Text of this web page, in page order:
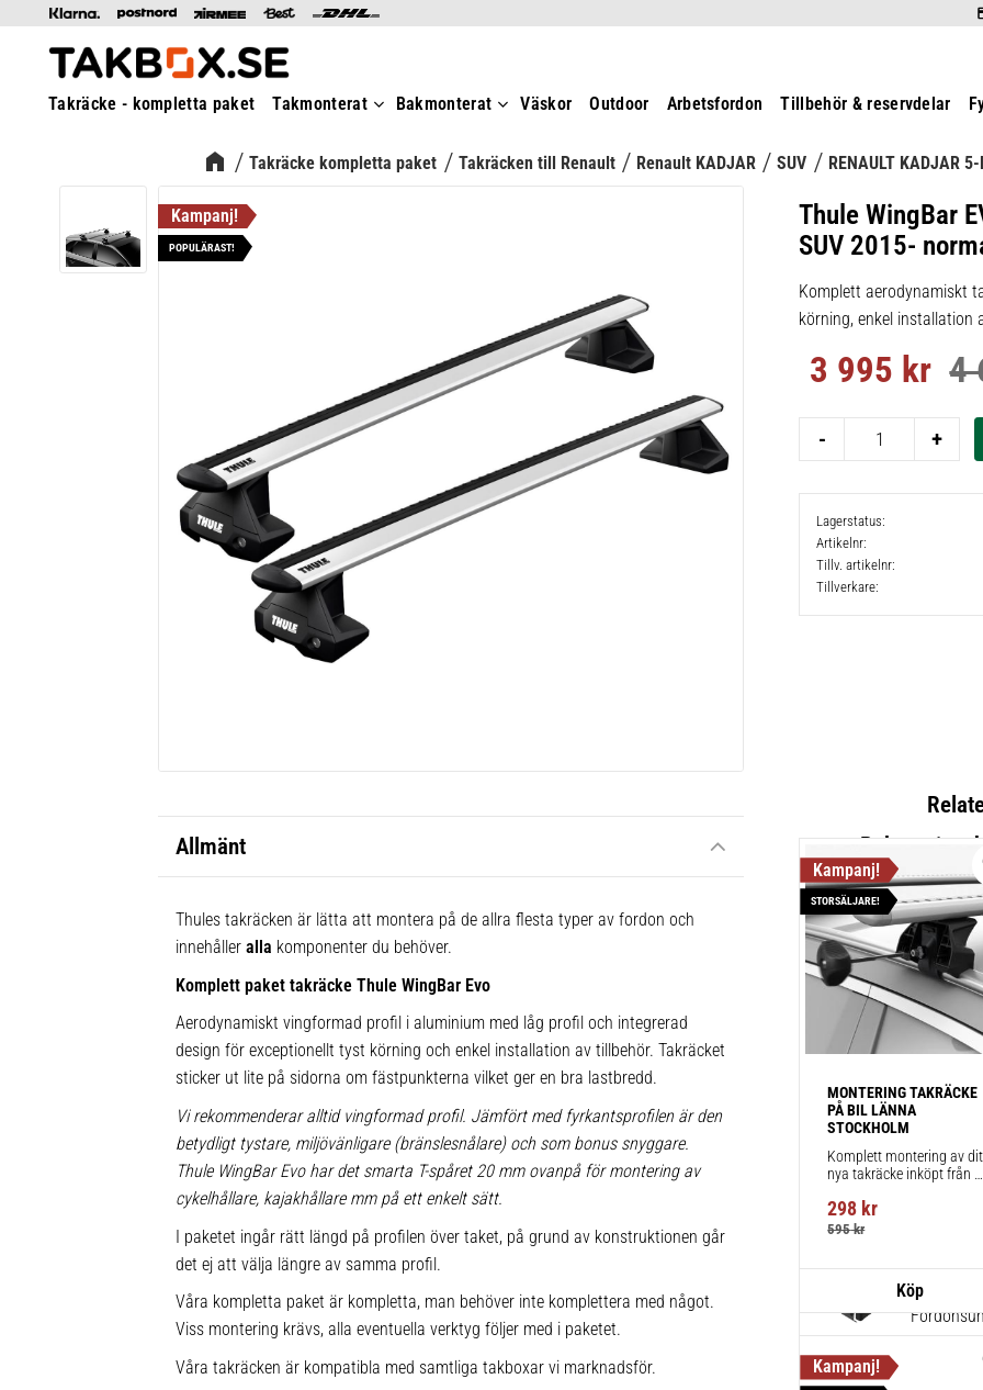
Takräcke - kompletta paket Takmonterat Bakmonterat Väskor Outdoor Arbetsfordon Tillbehör & reservdelar
Takräcke kompletta paket Takräcken till Renault Renault KADJAR SUV RENAULT KADJAR
Thule WingBar
SUV 2015-
Komplett aerodynamiskt
körning, enkel installation
POPULÄRAST!
Nedsatt pris:
3 995 kr 4
+
-
Lagerstatus
Artikelnr
Tillv. artikelnr
Tillverkare
Allmänt
Thules takräcken är lätta att montera på de allra flesta typer av fordon och
innehåller alla komponenter du behöver.
Komplett paket takräcke Thule WingBar Evo
Aerodynamiskt vingformad profil i aluminium med låg profil och integrerad
design för exceptionellt tyst körning och enkel installation av tillbehör. Takräcket
sticker ut lite på sidorna om fästpunkterna vilket ger en bra lastbredd.
Vi rekommenderar alltid vingformad profil. Jämfört med fyrkantsprofilen är den
betydligt tystare, miljövänligare (bränslesnålare) och som bonus snyggare.
Thule WingBar Evo har det smarta T-spåret 20 mm ovanpå för montering av
cykelhållare, kajakhållare mm på ett enkelt sätt.
I paketet ingår rätt längd på profilen över taket, på grund av konstruktionen går
det ej att välja längre av samma profil.
Våra kompletta paket är kompletta, man behöver inte komplettera med något.
Viss montering krävs, alla eventuella verktyg följer med i paketet.
Våra takräcken är kompatibla med samtliga takboxar vi marknadsför.
Thule
för
1 st
Thule
körning
Thule
MONTERING TAKRÄCKE
PÅ BIL LÄNNA
STOCKHOLM
Komplett montering av
nya takräcke inköpt från
montering på din bil.
298 kr
595kr
STORSÄLJARE!